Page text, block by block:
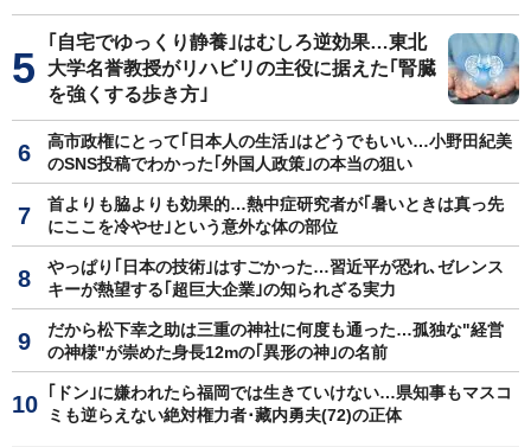
｢自宅でゆっくり静養｣はむしろ逆効果…東北
大学名誉教授がリハビリの主役に据えた｢腎臓
を強くする歩き方｣
高市政権にとって｢日本人の生活｣はどうでもいい…小野田紀美
のSNS投稿でわかった｢外国人政策｣の本当の狙い
首よりも脇よりも効果的…熱中症研究者が｢暑いときは真っ先
にここを冷やせ｣という意外な体の部位
やっぱり｢日本の技術｣はすごかった…習近平が恐れ､ゼレンス
キーが熱望する｢超巨大企業｣の知られざる実力
だから松下幸之助は三重の神社に何度も通った…孤独な"経営
の神様"が崇めた身長12mの｢異形の神｣の名前
｢ドン｣に嫌われたら福岡では生きていけない…県知事もマスコ
ミも逆らえない絶対権力者･藏内勇夫(72)の正体